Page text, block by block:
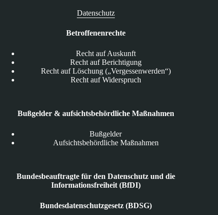
Datenschutz
Betroffenenrechte
Recht auf Auskunft
Recht auf Berichtigung
Recht auf Löschung („Vergessenwerden“)
Recht auf Widerspruch
Bußgelder & aufsichtsbehördliche Maßnahmen
Bußgelder
Aufsichtsbehördliche Maßnahmen
Bundesbeauftragte für den Datenschutz und die
Informationsfreiheit (BfDI)
Bundesdatenschutzgesetz (BDSG)